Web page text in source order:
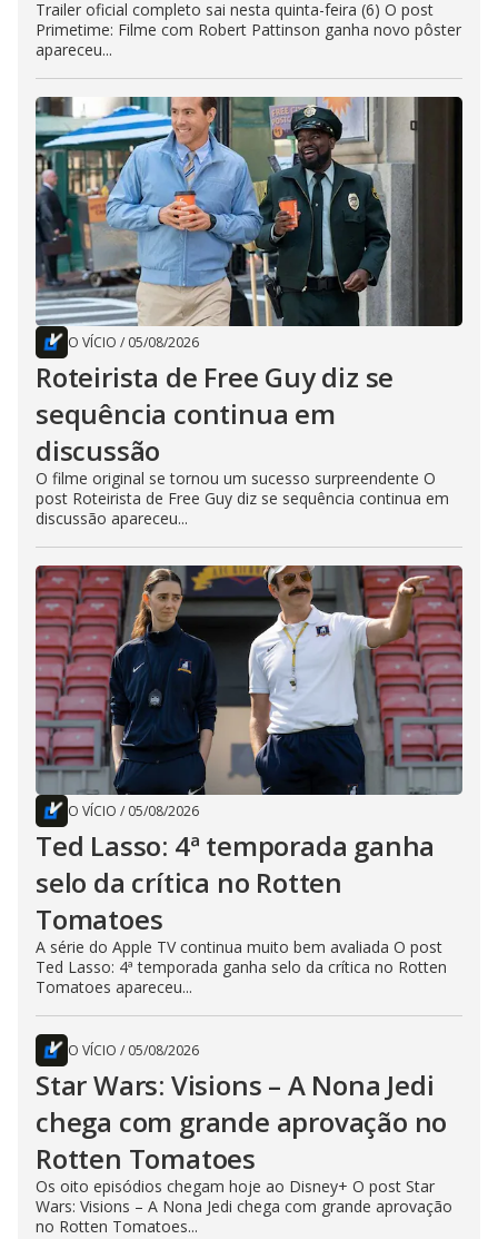
Trailer oficial completo sai nesta quinta-feira (6) O post
Primetime: Filme com Robert Pattinson ganha novo pôster
apareceu...
O VÍCIO / 05/08/2026
Roteirista de Free Guy diz se
sequência continua em
discussão
O filme original se tornou um sucesso surpreendente O
post Roteirista de Free Guy diz se sequência continua em
discussão apareceu...
O VÍCIO / 05/08/2026
Ted Lasso: 4ª temporada ganha
selo da crítica no Rotten
Tomatoes
A série do Apple TV continua muito bem avaliada O post
Ted Lasso: 4ª temporada ganha selo da crítica no Rotten
Tomatoes apareceu...
O VÍCIO / 05/08/2026
Star Wars: Visions – A Nona Jedi
chega com grande aprovação no
Rotten Tomatoes
Os oito episódios chegam hoje ao Disney+ O post Star
Wars: Visions – A Nona Jedi chega com grande aprovação
no Rotten Tomatoes...